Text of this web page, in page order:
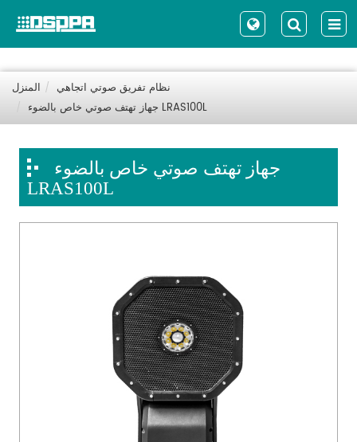
المنزل
نظام تفريق صوتي اتجاهي
جهاز تهتف صوتي خاص بالضوء LRAS100L
جهاز تهتف صوتي خاص بالضوء
LRAS100L